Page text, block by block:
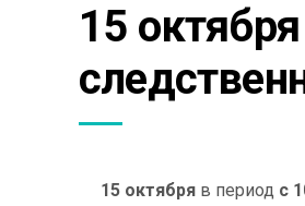
15
15 октября в период с